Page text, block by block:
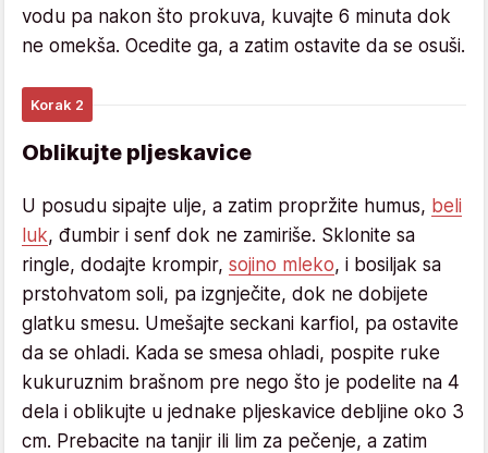
vodu pa nakon što prokuva, kuvajte 6 minuta dok
ne omekša. Ocedite ga, a zatim ostavite da se osuši.
Korak 2
Oblikujte pljeskavice
U posudu sipajte ulje, a zatim propržite humus, beli
luk, đumbir i senf dok ne zamiriše. Sklonite sa
ringle, dodajte krompir, sojino mleko, i bosiljak sa
prstohvatom soli, pa izgnječite, dok ne dobijete
glatku smesu. Umešajte seckani karfiol, pa ostavite
da se ohladi. Kada se smesa ohladi, pospite ruke
kukuruznim brašnom pre nego što je podelite na 4
dela i oblikujte u jednake pljeskavice debljine oko 3
cm. Prebacite na tanjir ili lim za pečenje, a zatim